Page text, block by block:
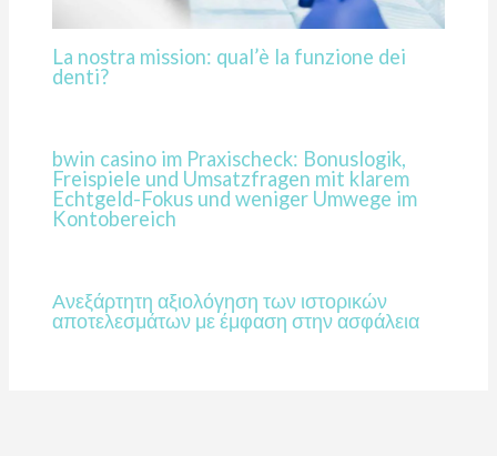
La nostra mission: qual’è la funzione dei
denti?
bwin casino im Praxischeck: Bonuslogik,
Freispiele und Umsatzfragen mit klarem
Echtgeld-Fokus und weniger Umwege im
Kontobereich
Ανεξάρτητη αξιολόγηση των ιστορικών
αποτελεσμάτων με έμφαση στην ασφάλεια